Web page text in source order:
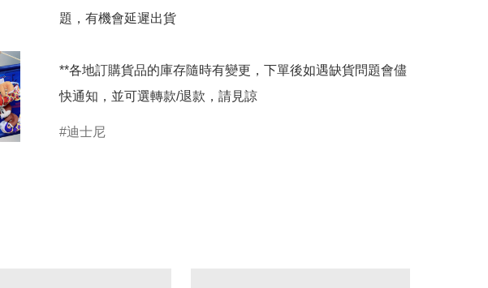
題，有機會延遲出貨
**各地訂購貨品的庫存隨時有變更，下單後如遇缺貨問題會儘
快通知，並可選轉款/退款，請見諒
迪士尼